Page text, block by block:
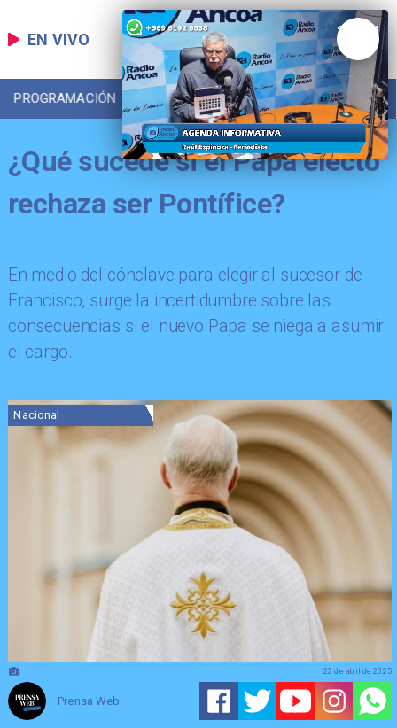
EN VIVO
PROGRAMACIÓN LOCAL DEPORTES
¿Qué sucede si el Papa electo
rechaza ser Pontífice?
En medio del cónclave para elegir al sucesor de
Francisco, surge la incertidumbre sobre las
consecuencias si el nuevo Papa se niega a asumir
el cargo.
Nacional
Prensa Web
22 de abril de 2025